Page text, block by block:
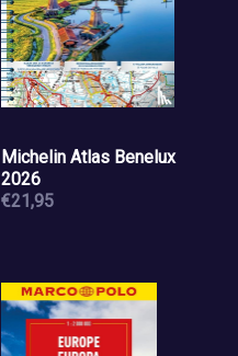
Michelin Atlas Benelux
2026
€21,95